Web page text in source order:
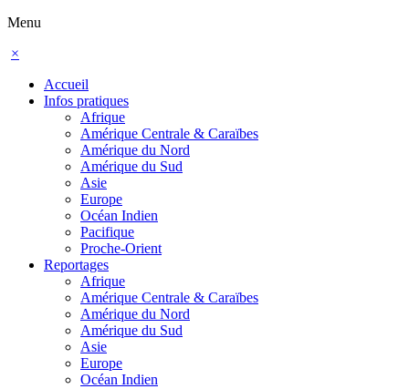
Menu
×
Accueil
Infos pratiques
Afrique
Amérique Centrale & Caraïbes
Amérique du Nord
Amérique du Sud
Asie
Europe
Océan Indien
Pacifique
Proche-Orient
Reportages
Afrique
Amérique Centrale & Caraïbes
Amérique du Nord
Amérique du Sud
Asie
Europe
Océan Indien